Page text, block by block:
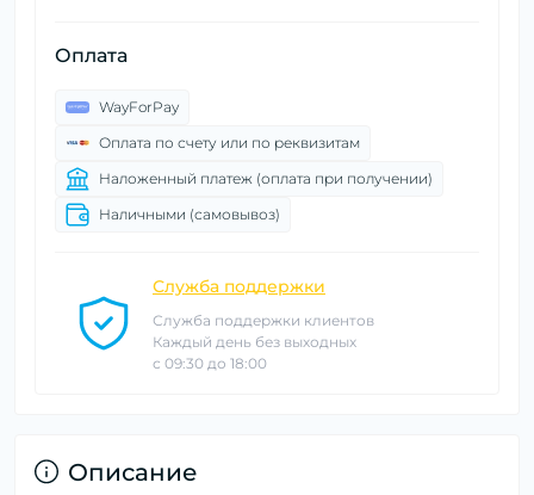
Оплата
WayForPay
Оплата по счету или по реквизитам
Наложенный платеж (оплата при получении)
Наличными (самовывоз)
Служба поддержки
Служба поддержки клиентов
Каждый день без выходных
с 09:30 до 18:00
Описание